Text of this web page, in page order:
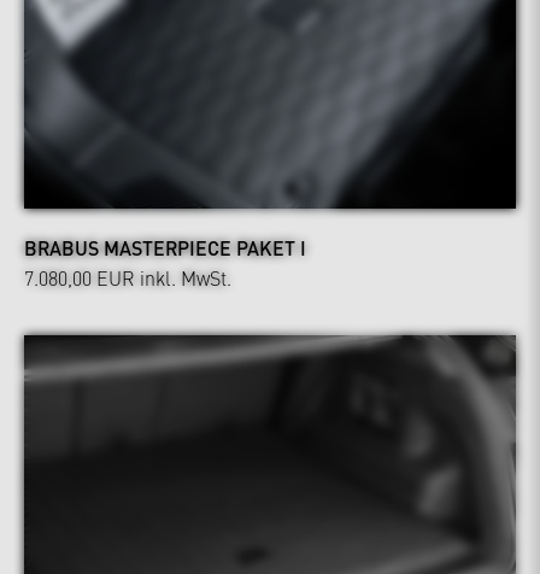
BRABUS MASTERPIECE PAKET I
7.080,00 EUR inkl. MwSt.